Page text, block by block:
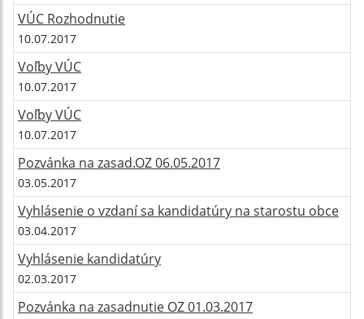
VÚC Rozhodnutie
10.07.2017
Voľby VÚC
10.07.2017
Voľby VÚC
10.07.2017
Pozvánka na zasad.OZ 06.05.2017
03.05.2017
Vyhlásenie o vzdaní sa kandidatúry na starostu obce
03.04.2017
Vyhlásenie kandidatúry
02.03.2017
Pozvánka na zasadnutie OZ 01.03.2017